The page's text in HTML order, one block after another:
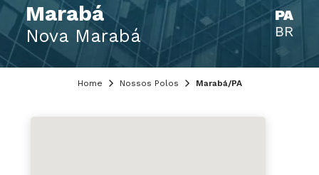
Marabá
Nova Marabá
PA
BR
Home Nossos Polos Marabá/PA